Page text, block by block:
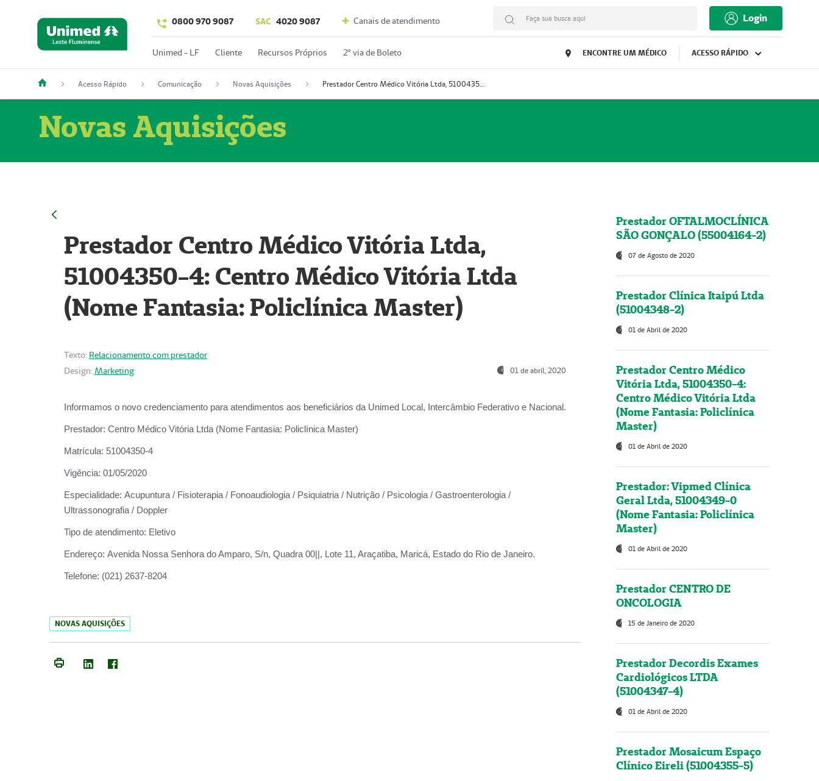
0800 970 9087 SAC 4020 9087 Canais de atendimento Faça sua busca aqui Login
Unimed - LF Cliente Recursos Próprios 2º via de Boleto ENCONTRE UM MÉDICO ACESSO RÁPIDO
Acesso Rápido Comunicação Novas Aquisições Prestador Centro Médico Vitória Ltda, 51004350-4: Centro Médico Vitória Ltda (Nome Fantasia: Policlínica Master)
Novas Aquisições
Prestador Centro Médico Vitória Ltda,
51004350-4: Centro Médico Vitória Ltda
(Nome Fantasia: Policlínica Master)
Texto: Relacionamento com prestador
Design: Marketing 01 de abril, 2020
Informamos o novo credenciamento para atendimentos aos beneficiários da Unimed Local, Intercâmbio Federativo e Nacional.
Prestador: Centro Médico Vitória Ltda (Nome Fantasia: Policlínica Master)
Matrícula: 51004350-4
Vigência: 01/05/2020
Especialidade: Acupuntura / Fisioterapia / Fonoaudiologia / Psiquiatria / Nutrição / Psicologia / Gastroenterologia /
Ultrassonografia / Doppler
Tipo de atendimento: Eletivo
Endereço: Avenida Nossa Senhora do Amparo, S/n, Quadra 00||, Lote 11, Araçatiba, Maricá, Estado do Rio de Janeiro.
Telefone: (021) 2637-8204
NOVAS AQUISIÇÕES
Prestador OFTALMOCLÍNICA
SÃO GONÇALO (55004164-2)
07 de Agosto de 2020
Prestador Clínica Itaipú Ltda
(51004348-2)
01 de Abril de 2020
Prestador Centro Médico
Vitória Ltda, 51004350-4:
Centro Médico Vitória Ltda
(Nome Fantasia: Policlínica
Master)
01 de Abril de 2020
Prestador: Vipmed Clínica
Geral Ltda, 51004349-0
(Nome Fantasia: Policlínica
Master)
01 de Abril de 2020
Prestador CENTRO DE
ONCOLOGIA
15 de Janeiro de 2020
Prestador Decordis Exames
Cardiológicos LTDA
(51004347-4)
01 de Abril de 2020
Prestador Mosaicum Espaço
Clínico Eireli (51004355-5)